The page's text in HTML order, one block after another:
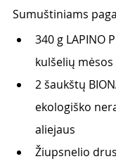
Sumuštiniams
340 g LAPINO
kulšelių
2 šaukštų
ekologiško
aliejaus
Žiupsnelio